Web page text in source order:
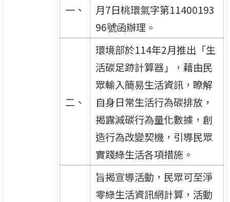
一、
月7日桃環氣字第11400193
96號函辦理。
二、
環境部於114年2月推出「生
活碳足跡計算器」，藉由民
眾輸入簡易生活資訊，瞭解
自身日常生活行為碳排放，
揭露減碳行為量化數據，創
造行為改變契機，引導民眾
實踐綠生活各項措施。
旨揭宣導活動，民眾可至淨
零綠生活資訊網計算，活動